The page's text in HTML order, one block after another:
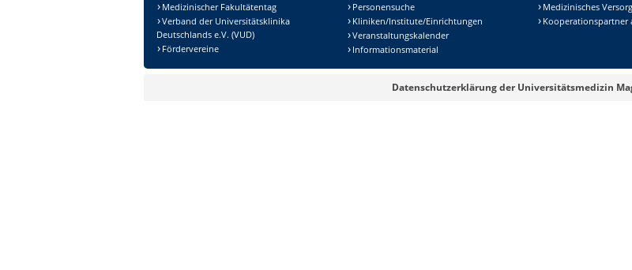
Sicherheitsabfrage:
Medizinischer Fakultätentag
Verband der Universitätsklinika
Deutschlands e.V. (VUD)
Fördervereine
Personensuche
Kliniken/Institute/Einrichtungen
Veranstaltungskalender
Informationsmaterial
Medizinisches
Kooperationspartner
Datenschutzerklärung der Universitätsmedizin